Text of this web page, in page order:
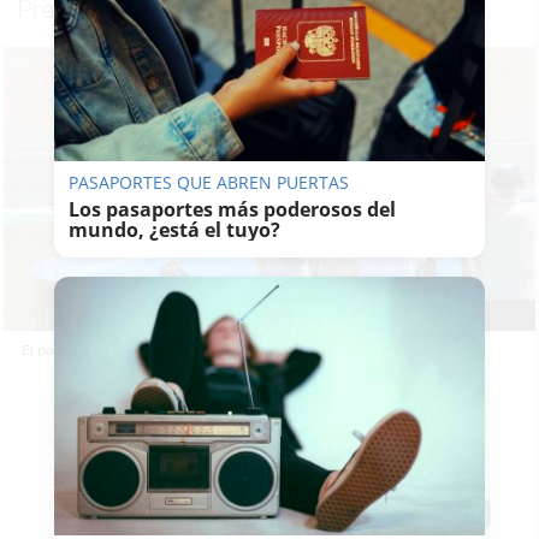
Premio
El pasado Gran Premio de motociclismo en el Circuito de Jerez.
PABLO FDEZ.
QUINTANILLA
15/04/2026
Actualizado: 15/04/2026 - 18:30
Facebook
X WhatsApp
Copy Guardar
PASAPORTES QUE ABREN PUERTAS
Los pasaportes más poderosos del
mundo, ¿está el tuyo?